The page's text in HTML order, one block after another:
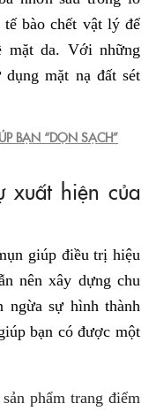
tế bào chết vật lý để
mặt da. Với những
mặt nạ đất sét
BẠN “DỌN SẠCH”
xuất hiện của
giúp điều trị hiệu
nên xây dựng chu
ngừa sự hình thành
bạn có được một
phẩm trang điểm